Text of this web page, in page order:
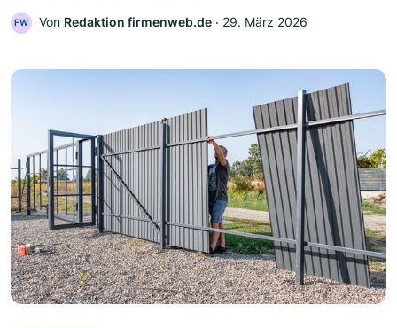
FW Von Redaktion firmenweb.de ‧ 29. März 2026